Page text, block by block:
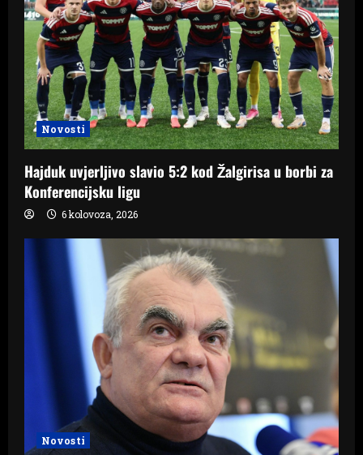
Novosti
Hajduk uvjerljivo slavio 5:2 kod Žalgirisa u borbi za
Konferencijsku ligu
6 kolovoza, 2026
Novosti